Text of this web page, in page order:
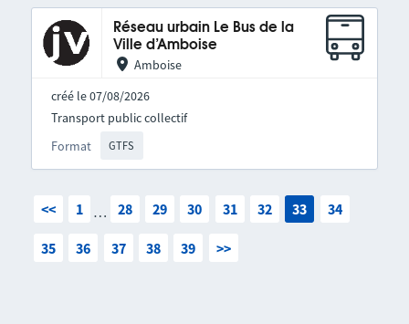
Réseau urbain Le Bus de la
Ville d’Amboise
Amboise
créé le 07/08/2026
Format GTFS
Transport public collectif
<< 1 … 28 29 30 31 32 33 34
35 36 37 38 39 >>